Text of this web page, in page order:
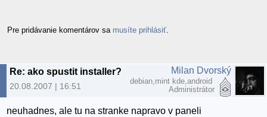
Pre pridávanie komentárov sa musíte prihlásiť
Re: ako spustit installer?
20.08.2007 | 16:51
Milan Dvorský
debian,mint kde,android
Administrátor
neuhadnes, ale tu na stranke napravo v paneli